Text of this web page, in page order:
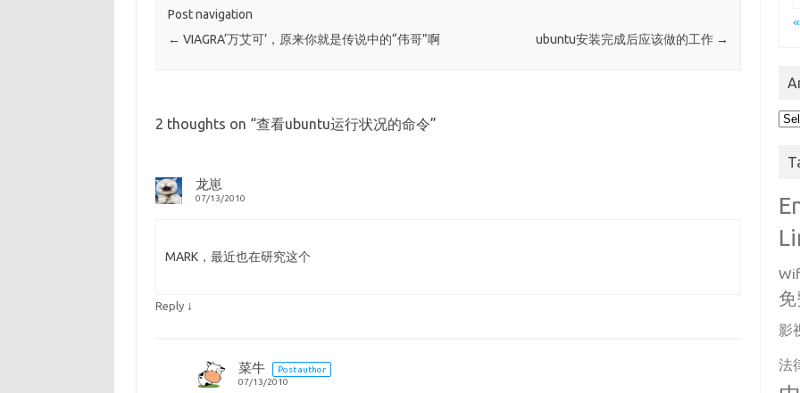
Post navigation
← VIAGRA‘万艾可’，原来你就是传说中的“伟哥”啊 ubuntu安装完成后应该做的工作 →
2 thoughts on “查看ubuntu运行状况的命令”
龙崽
07/13/2010
MARK，最近也在研究这个
Reply ↓
菜牛
Post author
07/13/2010
影
法